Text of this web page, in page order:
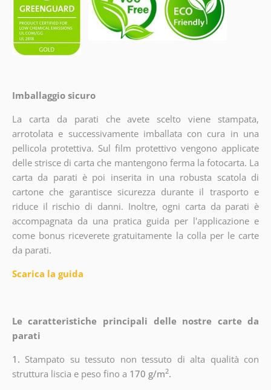
Imballaggio sicuro
La carta da parati che avete scelto viene stampata,
arrotolata e successivamente imballata con cura in una
pellicola protettiva. Sul film protettivo vengono applicate
delle strisce di carta che mantengono ferma la fotocarta. La
carta da parati è poi inserita in una robusta scatola di
cartone che garantisce sicurezza durante il trasporto e
riduce il rischio di danni. Inoltre, ogni carta da parati è
accompagnata da una pratica guida per l'applicazione e
come bonus riceverete gratuitamente la colla per le carte
da parati.
Scarica la guida
Le caratteristiche principali delle nostre carte da
parati
1. Stampato su tessuto non tessuto di alta qualità con
struttura liscia e peso fino a 170 g/m2.